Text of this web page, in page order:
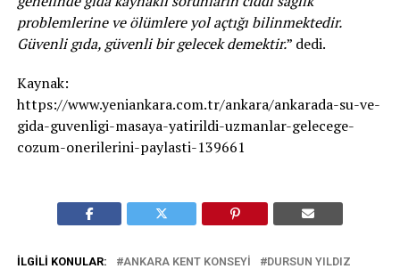
problemlerine ve ölümlere yol açtığı bilinmektedir.
Güvenli gıda, güvenli bir gelecek demektir.” dedi.
Kaynak:
https://www.yeniankara.com.tr/ankara/ankarada-su-ve-
gida-guvenligi-masaya-yatirildi-uzmanlar-gelecege-
cozum-onerilerini-paylasti-139661
İLGILI KONULAR: ANKARA KENT KONSEYI
DURSUN YILDIZ